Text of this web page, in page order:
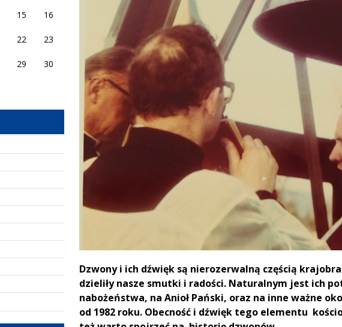
15 16
22 23
29 30
Treść
Dzwony i ich dźwięk są nierozerwalną częścią
dzieliły nasze smutki i radości. Naturalnym jest ich
nabożeństwa, na Anioł Pański, oraz na inne ważne
od 1982 roku. Obecność i dźwięk tego elementu